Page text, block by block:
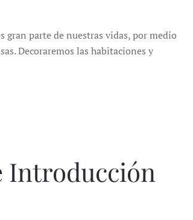
parte de nuestras vidas, por medio
Decoraremos las habitaciones y
Introducción